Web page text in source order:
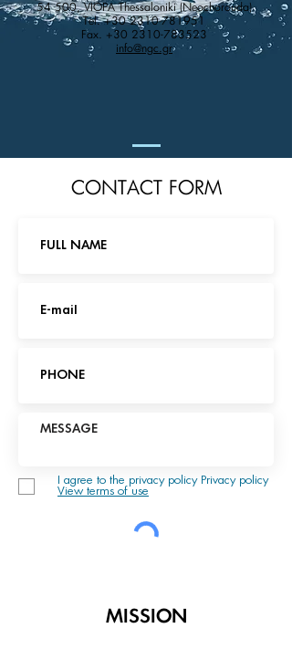
54 500, VIOPA Thessaloniki (Neochorouda)
Tel.+30 2310-781951
Fax. +30 2310-783523
info@ngc.gr
CONTACT FORM
I agree to the privacy policy Privacy policy
View terms of use
MISSION